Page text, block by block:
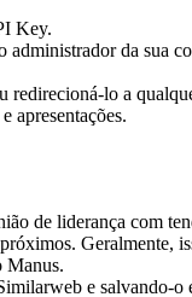
Key.
da sua
redirecioná-lo a
apresentações.
de liderança com
Geralmente,
Manus.